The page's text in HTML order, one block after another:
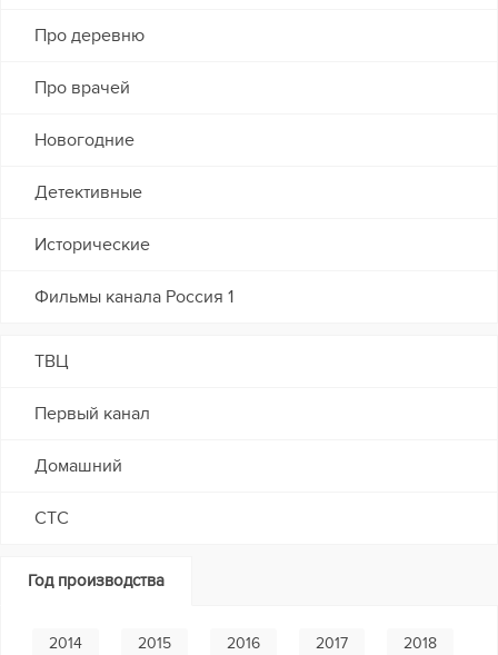
Про деревню
Про врачей
Новогодние
Детективные
Исторические
Фильмы канала Россия 1
ТВЦ
Первый канал
Домашний
СТС
Год производства
2014 2015 2016 2017 2018